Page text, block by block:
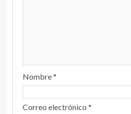
Nombre*
Correo electrónico *